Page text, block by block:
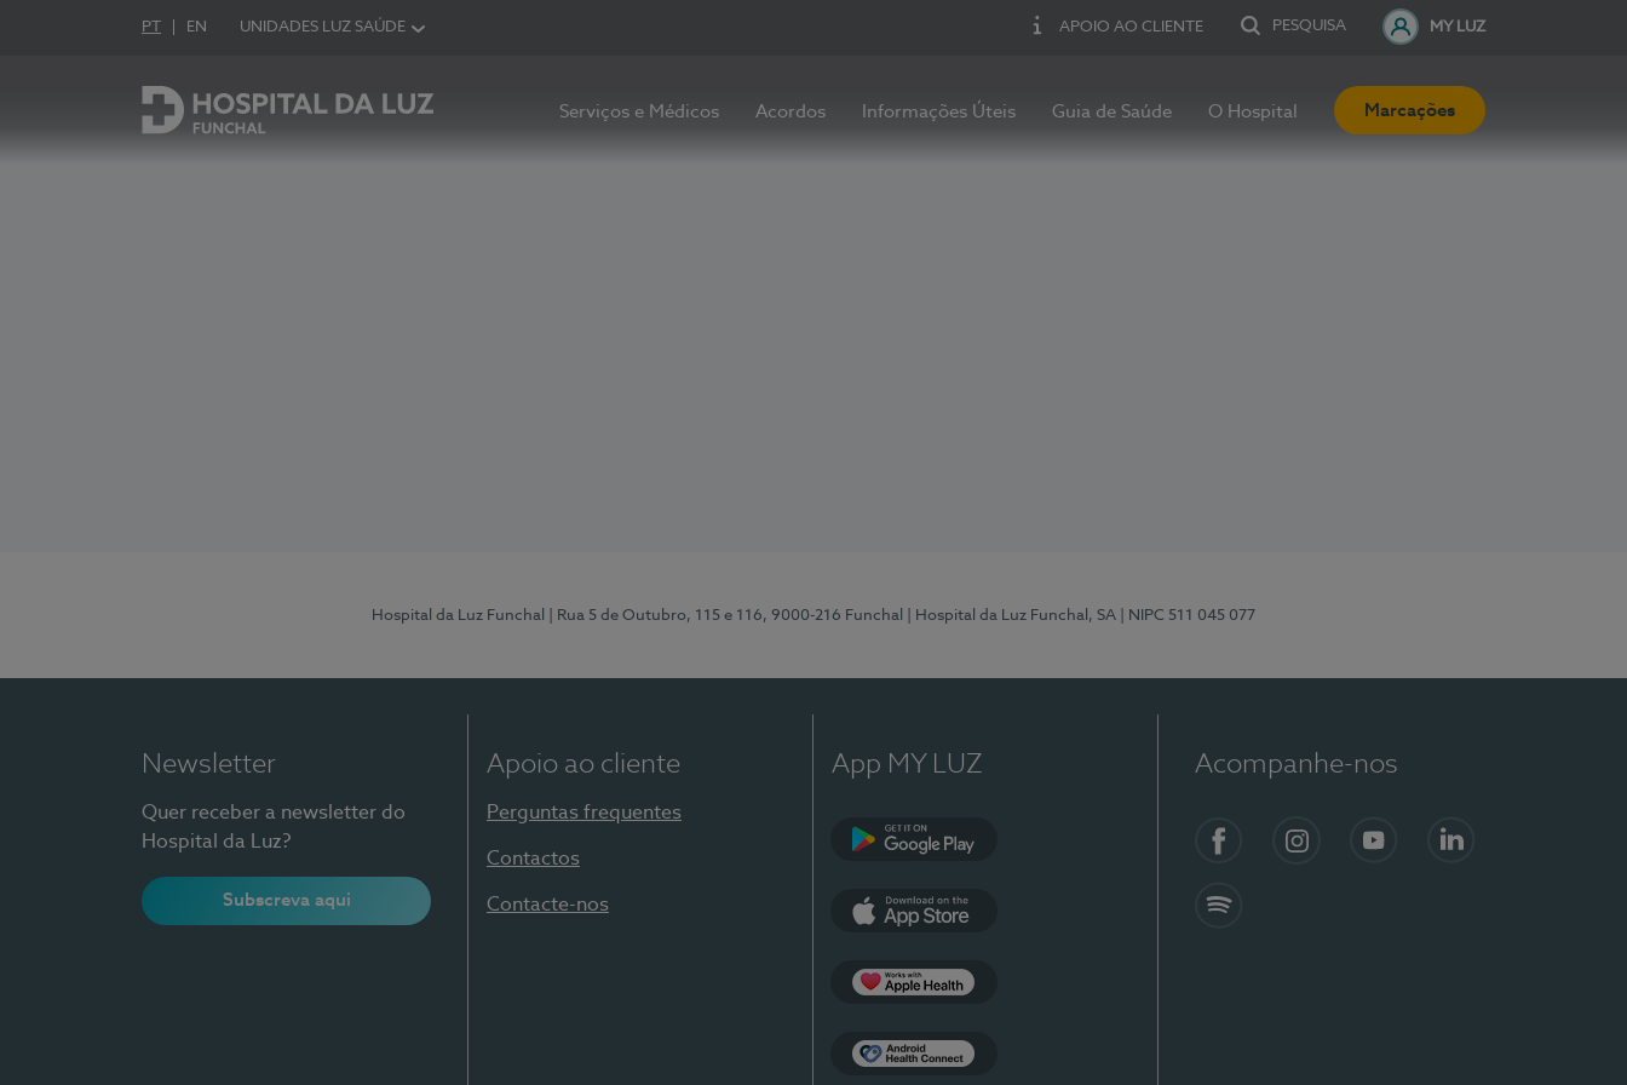
Escolha o seu idioma
Idioma em Português
PT English Language
EN UNIDADES LUZ SAÚDE APOIO AO CLIENTE PESQUISA MY LUZ
Hospital da Luz Funchal
Serviços e Médicos Acordos Informações Úteis Guia de Saúde O Hospital Marcações
Hospital da Luz Funchal | Rua 5 de Outubro, 115 e 116, 9000-216 Funchal | Hospital da Luz Funchal, SA | NIPC 511 045 077
Newsletter
Quer receber a newsletter do
Hospital da Luz?
Subscreva aqui
Apoio ao cliente
Perguntas frequentes
Contactos
Contacte-nos
App MY LUZ Acompanhe-nos